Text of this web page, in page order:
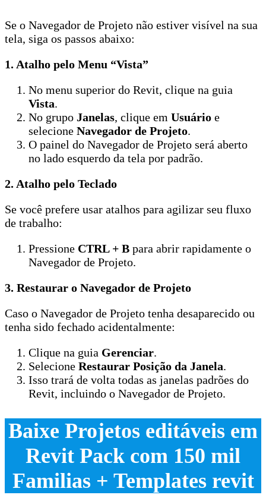
Se o Navegador de Projeto não estiver visível na sua
tela, siga os passos abaixo:
1. Atalho pelo Menu “Vista”
No menu superior do Revit, clique na guia
Vista.
No grupo Janelas, clique em Usuário e
selecione Navegador de Projeto.
O painel do Navegador de Projeto será aberto
no lado esquerdo da tela por padrão.
2. Atalho pelo Teclado
Se você prefere usar atalhos para agilizar seu fluxo
de trabalho:
Pressione CTRL + B para abrir rapidamente o
Navegador de Projeto.
3. Restaurar o Navegador de Projeto
Caso o Navegador de Projeto tenha desaparecido ou
tenha sido fechado acidentalmente:
Clique na guia Gerenciar.
Selecione Restaurar Posição da Janela.
Isso trará de volta todas as janelas padrões do
Revit, incluindo o Navegador de Projeto.
Baixe Projetos editáveis em
Revit Pack com 150 mil
Familias + Templates revit